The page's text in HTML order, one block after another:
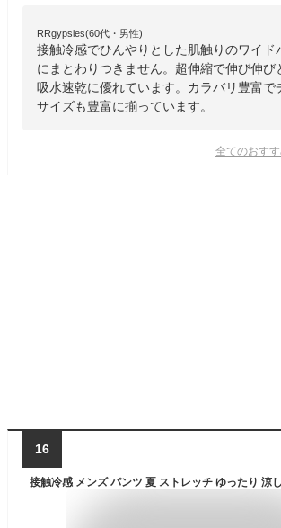
RRgypsies(60代・男性)
接触冷感でひんやりとした肌触りのワイド
にまとわりつきません。超伸縮で伸び伸び
吸水速乾に優れています。カラバリ豊富で
サイズも豊富に揃っています。
全てのおす
16